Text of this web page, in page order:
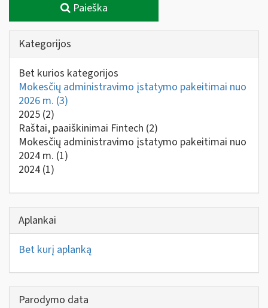
Paieška
Kategorijos
Bet kurios kategorijos
Mokesčių administravimo įstatymo pakeitimai nuo
2026 m. (3)
2025 (2)
Raštai, paaiškinimai Fintech (2)
Mokesčių administravimo įstatymo pakeitimai nuo
2024 m. (1)
2024 (1)
Aplankai
Bet kurį aplanką
Parodymo data